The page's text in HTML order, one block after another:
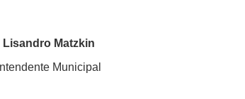
Lisandro Matzkin
Intendente Municipal